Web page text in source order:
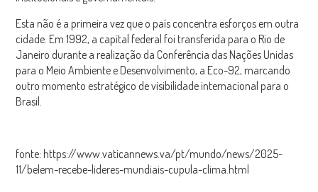
Esta não é a primeira vez que o país concentra esforços em outra
cidade. Em 1992, a capital federal foi transferida para o Rio de
Janeiro durante a realização da Conferência das Nações Unidas
para o Meio Ambiente e Desenvolvimento, a Eco-92, marcando
outro momento estratégico de visibilidade internacional para o
Brasil.​
fonte: https://www.vaticannews.va/pt/mundo/news/2025-
11/belem-recebe-lideres-mundiais-cupula-clima.html